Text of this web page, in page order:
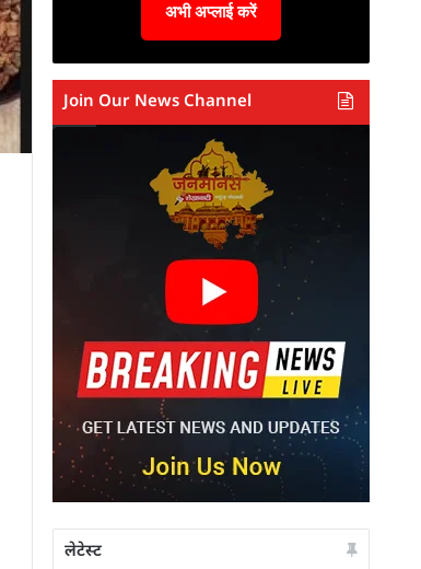
अभी अप्लाई करें
Join Our News Channel
लेटेस्ट